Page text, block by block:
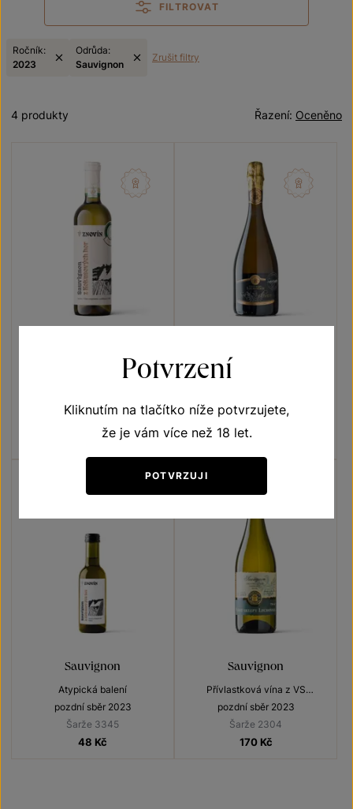
FILTROVAT
Ročník:
2023
Odrůda:
Sauvignon
Zrušit filtry
Oceněno
Řazení:
4 produkty
VOC Znojmo 2023
Šarže 3323
Sauvignon
jakostní šumivé víno 2023
260
Sauvignon
Atypická balení
pozdní sběr 2023
Šarže 3345
48 Kč
Sauvignon
Přívlastková vína z VS
Lechovice
pozdní sběr 2023
Šarže 2304
170 Kč
Potvrzení
Kliknutím na tlačítko níže potvrzujete,
že je vám více než 18 let.
POTVRZUJI